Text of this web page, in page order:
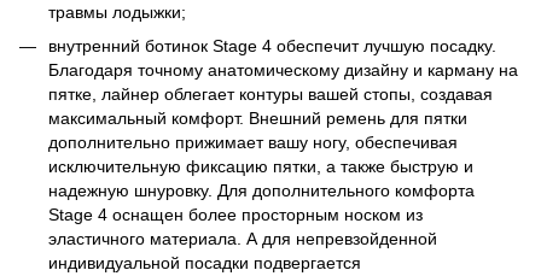
травмы лодыжки;
внутренний ботинок Stage 4 обеспечит лучшую посадку.
Благодаря точному анатомическому дизайну и карману на
пятке, лайнер облегает контуры вашей стопы, создавая
максимальный комфорт. Внешний ремень для пятки
дополнительно прижимает вашу ногу, обеспечивая
исключительную фиксацию пятки, а также быструю и
надежную шнуровку. Для дополнительного комфорта
Stage 4 оснащен более просторным носком из
эластичного материала. А для непревзойденной
индивидуальной посадки подвергается